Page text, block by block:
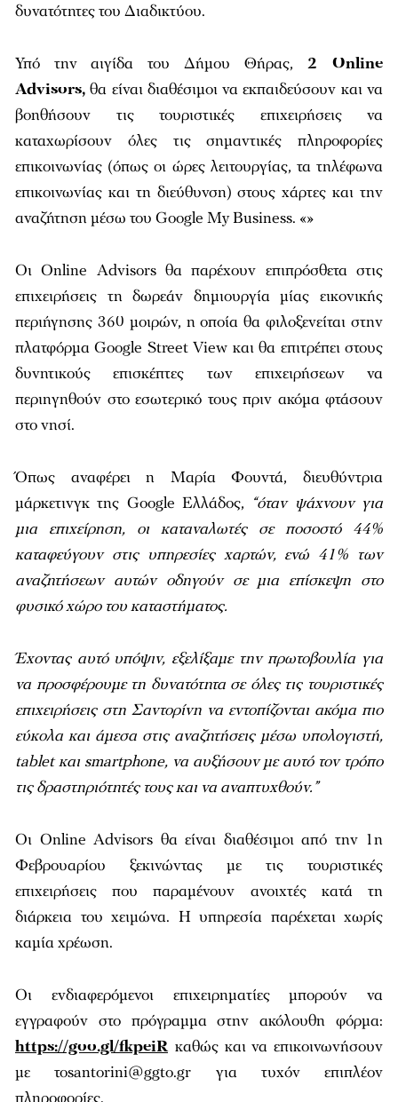
δυνατότητες του Διαδικτύου.
Υπό την αιγίδα του Δήμου Θήρας, 2 Online
Advisors, θα είναι διαθέσιμοι να εκπαιδεύσουν και να
βοηθήσουν τις τουριστικές επιχειρήσεις να
καταχωρίσουν όλες τις σημαντικές πληροφορίες
επικοινωνίας (όπως οι ώρες λειτουργίας, τα τηλέφωνα
επικοινωνίας και τη διεύθυνση) στους χάρτες και την
αναζήτηση μέσω του Google My Business. «»
Οι Online Advisors θα παρέχουν επιπρόσθετα στις
επιχειρήσεις τη δωρεάν δημιουργία μίας εικονικής
περιήγησης 360 μοιρών, η οποία θα φιλοξενείται στην
πλατφόρμα Google Street View και θα επιτρέπει στους
δυνητικούς επισκέπτες των επιχειρήσεων να
περιηγηθούν στο εσωτερικό τους πριν ακόμα φτάσουν
στο νησί.
Όπως αναφέρει η Μαρία Φουντά, διευθύντρια
μάρκετινγκ της Google Ελλάδος, “όταν ψάχνουν για
μια επιχείρηση, οι καταναλωτές σε ποσοστό 44%
καταφεύγουν στις υπηρεσίες χαρτών, ενώ 41% των
αναζητήσεων αυτών οδηγούν σε μια επίσκεψη στο
φυσικό χώρο του καταστήματος.
Έχοντας αυτό υπόψιν, εξελίξαμε την πρωτοβουλία για
να προσφέρουμε τη δυνατότητα σε όλες τις τουριστικές
επιχειρήσεις στη Σαντορίνη να εντοπίζονται ακόμα πιο
εύκολα και άμεσα στις αναζητήσεις μέσω υπολογιστή,
tablet και smartphone, να αυξήσουν με αυτό τον τρόπο
τις δραστηριότητές τους και να αναπτυχθούν.”
Οι Online Αdvisors θα είναι διαθέσιμοι από την 1η
Φεβρουαρίου ξεκινώντας με τις τουριστικές
επιχειρήσεις που παραμένουν ανοιχτές κατά τη
διάρκεια του χειμώνα. Η υπηρεσία παρέχεται χωρίς
καμία χρέωση.
Οι ενδιαφερόμενοι επιχειρηματίες μπορούν να
εγγραφούν στο πρόγραμμα στην ακόλουθη φόρμα:
https://goo.gl/fkpeiR καθώς και να επικοινωνήσουν
με τοsantorini@ggto.gr για τυχόν επιπλέον